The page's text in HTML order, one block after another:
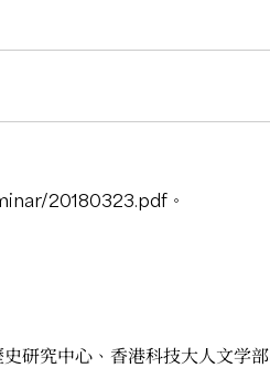
20180323.pdf 。
研究中心、香港科技大人文学部